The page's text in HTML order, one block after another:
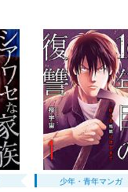
少年・青年マンガ